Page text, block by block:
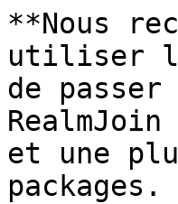
**Nous
utiliser
de
et une